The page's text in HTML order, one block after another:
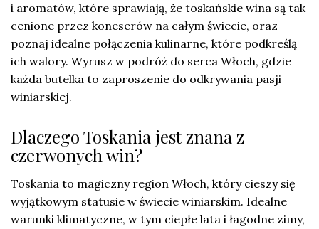
i aromatów, które sprawiają, że toskańskie wina są tak
cenione przez koneserów na całym świecie, oraz
poznaj idealne połączenia kulinarne, które podkreślą
ich walory. Wyrusz w podróż do serca Włoch, gdzie
każda butelka to zaproszenie do odkrywania pasji
winiarskiej.
Dlaczego Toskania jest znana z
czerwonych win?
Toskania to magiczny region Włoch, który cieszy się
wyjątkowym statusie w świecie winiarskim. Idealne
warunki klimatyczne, w tym ciepłe lata i łagodne zimy,